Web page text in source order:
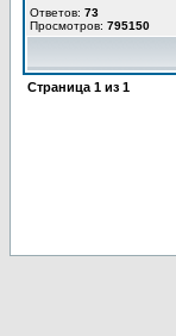
Ответов: 73
Просмотров: 795150
Страница 1 из 1